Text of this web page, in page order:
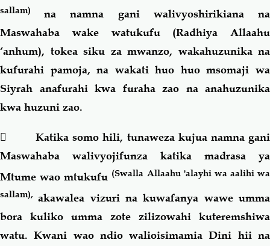
sallam) na namna gani walivyoshirikiana na
Maswahaba wake watukufu (Radhiya Allaahu
‘anhum), tokea siku za mwanzo, wakahuzunika na
kufurahi pamoja, na wakati huo huo msomaji wa
Siyrah anafurahi kwa furaha zao na anahuzunika
kwa huzuni zao.
 Katika somo hili, tunaweza kujua namna gani
Maswahaba walivyojifunza katika madrasa ya
Mtume wao mtukufu (Swalla Allaahu 'alayhi wa aalihi wa
sallam), akawalea vizuri na kuwafanya wawe umma
bora kuliko umma zote zilizowahi kuteremshiwa
watu. Kwani wao ndio walioisimamia Dini hii na